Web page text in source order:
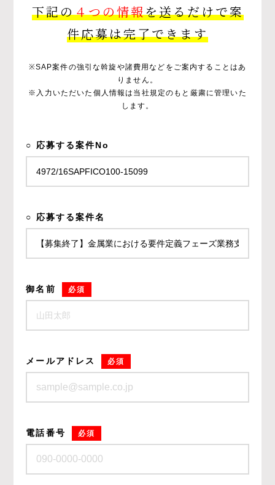
下記の４つの情報を送るだけで案
件応募は完了できます
※SAP案件の強引な斡旋や諸費用などをご案内することはあ
りません。
※入力いただいた個人情報は当社規定のもと厳粛に管理いた
します。
○ 応募する案件No
○ 応募する案件名
御名前 必須
メールアドレス 必須
電話番号 必須